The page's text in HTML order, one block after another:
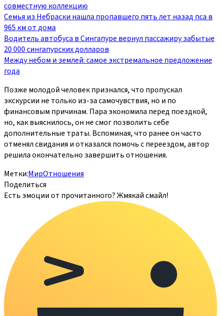
совместную коллекцию
Семья из Небраски нашла пропавшего пять лет назад пса в
965 км от дома
Водитель автобуса в Сингапуре вернул пассажиру забытые
20 000 сингапурских долларов
Между небом и землей: самое экстремальное предложение
года
Позже молодой человек признался, что пропускал
экскурсии не только из-за самочувствия, но и по
финансовым причинам. Пара экономила перед поездкой,
но, как выяснилось, он не смог позволить себе
дополнительные траты. Вспоминая, что ранее он часто
отменял свидания и отказался помочь с переездом, автор
решила окончательно завершить отношения.
Метки:МирОтношения
Поделиться
Есть эмоции от прочитанного? Жмякай смайл!